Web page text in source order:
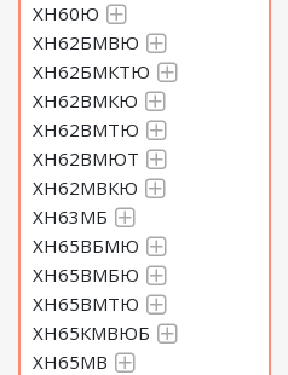
ХН60Ю
ХН62БМВЮ
ХН62БМКТЮ
ХН62ВМКЮ
ХН62ВМТЮ
ХН62ВМЮТ
ХН62МВКЮ
ХН63МБ
ХН65ВБМЮ
ХН65ВМБЮ
ХН65ВМТЮ
ХН65КМВЮБ
ХН65МВ